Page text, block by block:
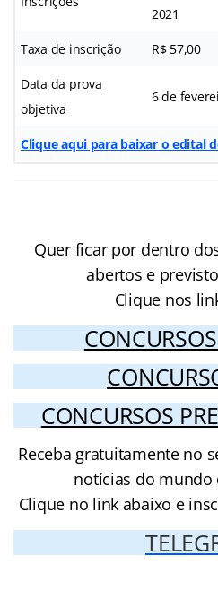
2021
Taxa de inscrição R$ 57,00
Data da prova
objetiva
6 de
Clique aqui para baixar o edital
Quer ficar por dentro
abertos e
Clique nos
CONCURSOS
Receba gratuitamente no
notícias do mundo
Clique no link abaixo e